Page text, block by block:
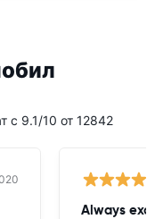
с 9.1/10 от 12842
Always